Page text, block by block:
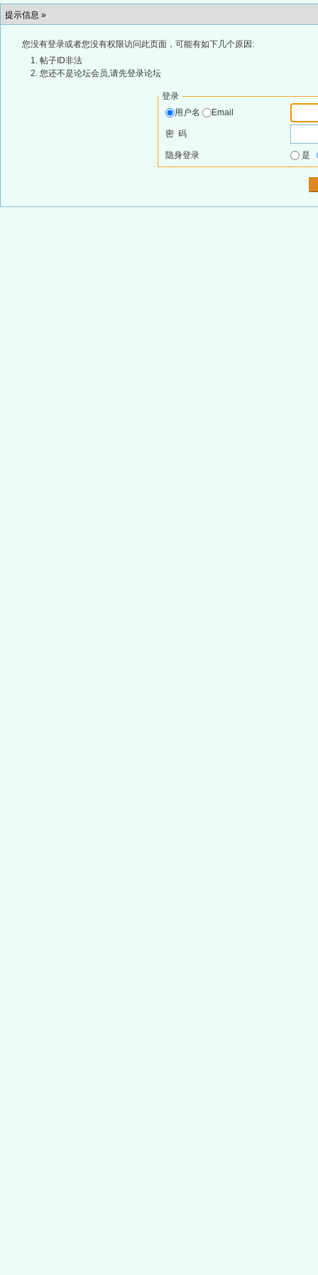
提示信息 »
您没有登录或者您没有权限访问此页面，可能有如下几个原因:
帖子ID非法
您还不是论坛会员,请先登录论坛
登录
用户名
Email
密 码
隐身登录 是